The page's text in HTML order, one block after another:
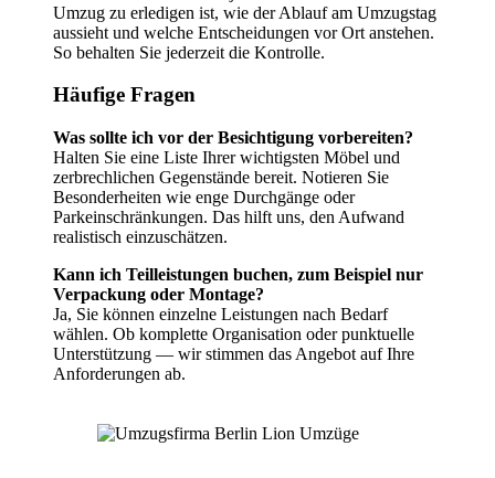
Umzug zu erledigen ist, wie der Ablauf am Umzugstag
aussieht und welche Entscheidungen vor Ort anstehen.
So behalten Sie jederzeit die Kontrolle.
Häufige Fragen
Was sollte ich vor der Besichtigung vorbereiten?
Halten Sie eine Liste Ihrer wichtigsten Möbel und
zerbrechlichen Gegenstände bereit. Notieren Sie
Besonderheiten wie enge Durchgänge oder
Parkeinschränkungen. Das hilft uns, den Aufwand
realistisch einzuschätzen.
Kann ich Teilleistungen buchen, zum Beispiel nur
Verpackung oder Montage?
Ja, Sie können einzelne Leistungen nach Bedarf
wählen. Ob komplette Organisation oder punktuelle
Unterstützung — wir stimmen das Angebot auf Ihre
Anforderungen ab.